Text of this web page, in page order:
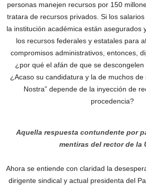
personas manejen recursos por 150
tratara de recursos privados. Si los
la institución académica están asegurados
los recursos federales y estatales para
compromisos administrativos, entonces,
¿por qué el afán de que se
¿Acaso su candidatura y la de muchos de
Nostra” depende de la inyección de
procedencia?
Aquella respuesta contundente por
mentiras del rector de la
Ahora se entiende con claridad la
dirigente sindical y actual presidenta del